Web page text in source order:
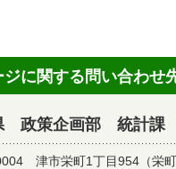
ジに関する問い合わせ
政策企画部 統計課
津市栄町1丁目954（栄